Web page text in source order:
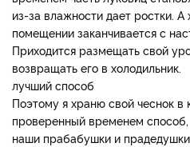
из-за влажности дает ростки.
помещении заканчивается с
Приходится размещать свой
возвращать его в холодильник.
лучший способ
Поэтому я храню свой чеснок в
проверенный временем
наши прабабушки и